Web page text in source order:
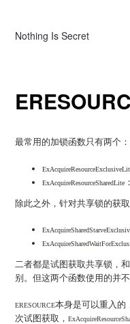
Nothing Is Secret
最常用的加锁函数只有两个：
ExAcquireResourceSharedLite
除此之外，针对共享锁的获
二者都是试图获取共享锁，和
别。但这两个函数使用的并
ERESOURCE本身是可以重入的
次试图获取，